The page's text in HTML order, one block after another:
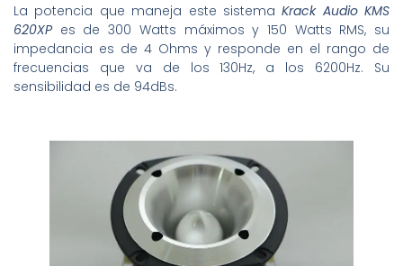
La potencia que maneja este sistemaKrack Audio KMS
620XPes de 300 Watts máximos y 150 Watts RMS, su
impedancia es de 4 Ohms y responde en el rango de
frecuencias que va de los 130Hz, a los 6200Hz. Su
sensibilidad es de 94dBs.